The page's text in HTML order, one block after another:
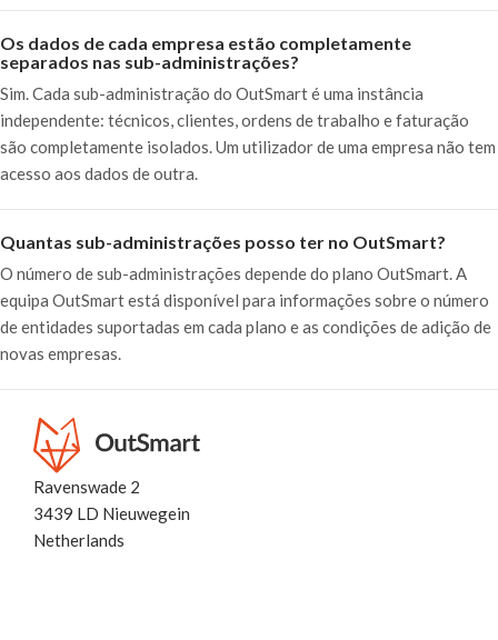
Os dados de cada empresa estão completamente
separados nas sub-administrações?
Sim. Cada sub-administração do OutSmart é uma instância
independente: técnicos, clientes, ordens de trabalho e faturação
são completamente isolados. Um utilizador de uma empresa não tem
acesso aos dados de outra.
Quantas sub-administrações posso ter no OutSmart?
O número de sub-administrações depende do plano OutSmart. A
equipa OutSmart está disponível para informações sobre o número
de entidades suportadas em cada plano e as condições de adição de
novas empresas.
Ravenswade 2
3439 LD Nieuwegein
Netherlands